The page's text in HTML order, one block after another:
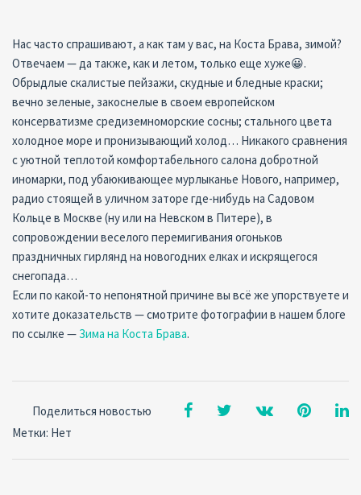
Нас часто спрашивают, а как там у вас, на Коста Брава, зимой?
Отвечаем — да также, как и летом, только еще хуже😀.
Обрыдлые скалистые пейзажи, скудные и бледные краски;
вечно зеленые, закоснелые в своем европейском
консерватизме средиземноморские сосны; стального цвета
холодное море и пронизывающий холод… Никакого сравнения
с уютной теплотой комфортабельного салона добротной
иномарки, под убаюкивающее мурлыканье Нового, например,
радио стоящей в уличном заторе где-нибудь на Садовом
Кольце в Москве (ну или на Невском в Питере), в
сопровождении веселого перемигивания огоньков
праздничных гирлянд на новогодних елках и искрящегося
снегопада…
Если по какой-то непонятной причине вы всё же упорствуете и
хотите доказательств — смотрите фотографии в нашем блоге
по ссылке —Зима на Коста Брава.
Поделиться новостью
Метки: Нет